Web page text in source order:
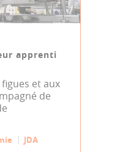
apprenti
et aux
de
JDA